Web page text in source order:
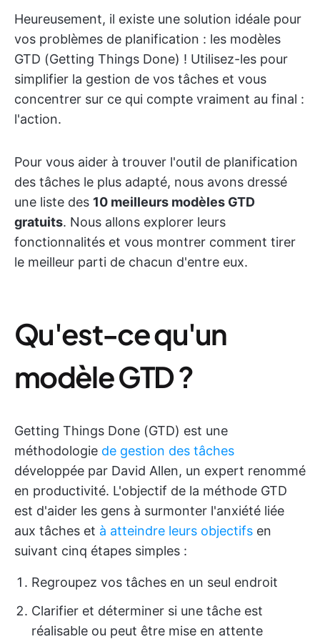
Heureusement, il existe une solution idéale pour
vos problèmes de planification : les modèles
GTD (Getting Things Done) ! Utilisez-les pour
simplifier la gestion de vos tâches et vous
concentrer sur ce qui compte vraiment au final :
l'action.
Pour vous aider à trouver l'outil de planification
des tâches le plus adapté, nous avons dressé
une liste des 10 meilleurs modèles GTD
gratuits. Nous allons explorer leurs
fonctionnalités et vous montrer comment tirer
le meilleur parti de chacun d'entre eux.
Qu'est-ce qu'un
modèle GTD ?
Getting Things Done (GTD) est une
méthodologie de gestion des tâches
développée par David Allen, un expert renommé
en productivité. L'objectif de la méthode GTD
est d'aider les gens à surmonter l'anxiété liée
aux tâches et à atteindre leurs objectifs en
suivant cinq étapes simples :
Regroupez vos tâches en un seul endroit
Clarifier et déterminer si une tâche est
réalisable ou peut être mise en attente